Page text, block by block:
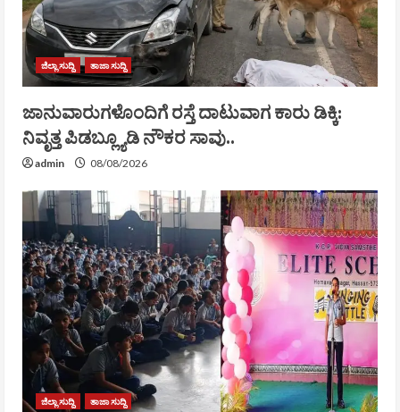
ಜಿಲ್ಲಾ ಸುದ್ದಿ ತಾಜಾ ಸುದ್ದಿ
ಜಾನುವಾರುಗಳೊಂದಿಗೆ ರಸ್ತೆ ದಾಟುವಾಗ ಕಾರು ಡಿಕ್ಕಿ:
ನಿವೃತ್ತ ಪಿಡಬ್ಲ್ಯೂಡಿ ನೌಕರ ಸಾವು..
admin 08/08/2026
ಜಿಲ್ಲಾ ಸುದ್ದಿ ತಾಜಾ ಸುದ್ದಿ